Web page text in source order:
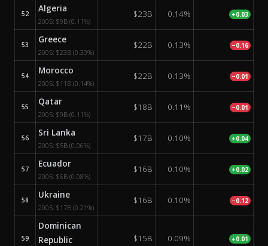
52 Algeria
2005: $9B (0.11%)
$23B 0.14% +0.03
53 Greece
2005: $23B (0.30%)
$22B 0.13% −0.16
54 Morocco
2005: $11B (0.14%)
$22B 0.13% −0.01
55 Qatar
2005: $9B (0.11%)
$18B 0.11% −0.01
56 Sri Lanka
2005: $5B (0.06%)
$17B 0.10% +0.04
57 Ecuador
2005: $6B (0.08%)
$16B 0.10% +0.02
58 Ukraine
2005: $17B (0.21%)
$16B 0.10% −0.12
59
Dominican
Republic
$15B 0.09% +0.01